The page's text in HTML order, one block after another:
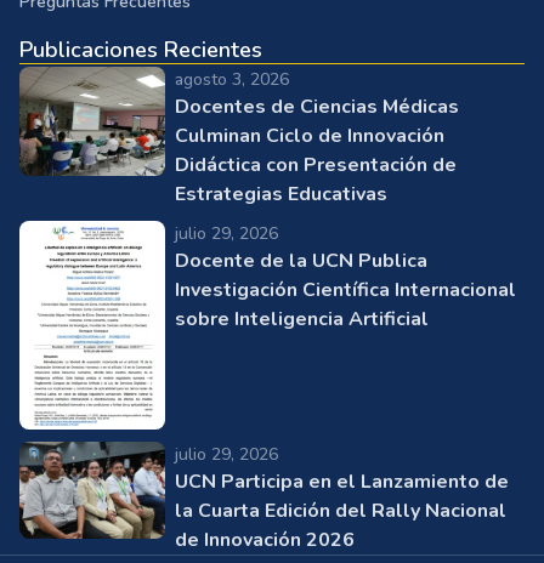
Publicaciones Recientes
agosto 3, 2026
Docentes de Ciencias Médicas
Culminan Ciclo de Innovación
Didáctica con Presentación de
Estrategias Educativas
julio 29, 2026
Docente de la UCN Publica
Investigación Científica Internacional
sobre Inteligencia Artificial
julio 29, 2026
UCN Participa en el Lanzamiento de
la Cuarta Edición del Rally Nacional
de Innovación 2026